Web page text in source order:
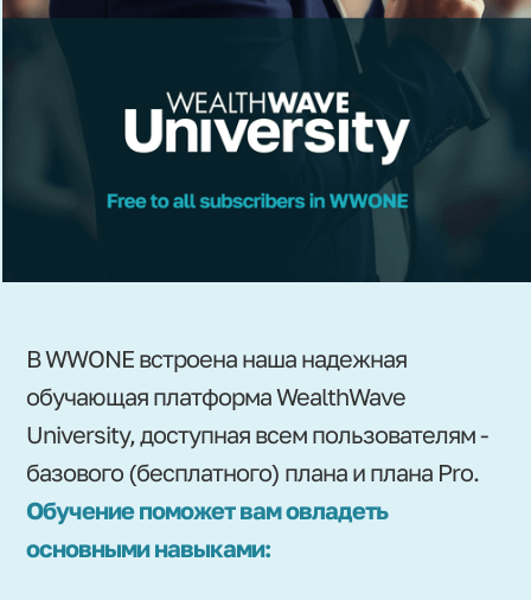
В WWONE встроена наша надежная
обучающая платформа WealthWave
University, доступная всем пользователям -
базового (бесплатного) плана и плана Pro.
Обучение поможет вам овладеть
основными навыками: